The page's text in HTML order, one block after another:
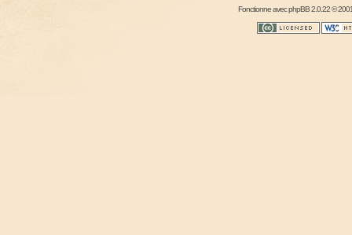
Fonctionne avecphpBB2.0.22 ©